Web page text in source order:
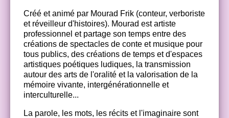
Créé et animé par Mourad Frik (conteur, verboriste
et réveilleur d'histoires). Mourad est artiste
professionnel et partage son temps entre des
créations de spectacles de conte et musique pour
tous publics, des créations de temps et d'espaces
artistiques poétiques ludiques, la transmission
autour des arts de l'oralité et la valorisation de la
mémoire vivante, intergénérationnelle et
interculturelle...
La parole, les mots, les récits et l'imaginaire sont